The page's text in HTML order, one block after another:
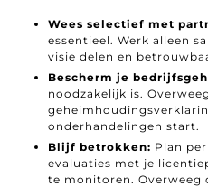
Wees selectief met
essentieel. Werk alleen
visie delen en
Bescherm je
noodzakelijk is.
onderhandelingen start.
Blijf betrokken: Plan
evaluaties met je
te monitoren. Overweeg